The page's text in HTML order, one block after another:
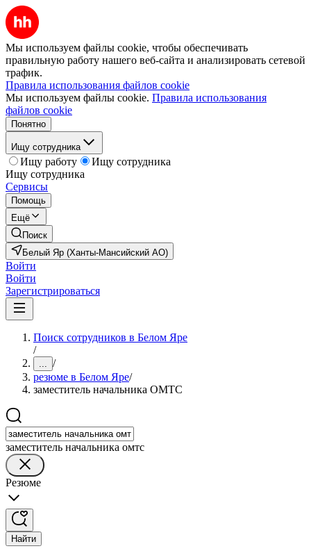
Мы используем файлы cookie, чтобы обеспечивать
правильную работу нашего веб-сайта и анализировать сетевой
трафик.
Правила использования файлов cookie
Мы используем файлы cookie. Правила использования
файлов cookie
Понятно
Ищу сотрудника
Ищу работу
Ищу сотрудника
Ищу сотрудника
Сервисы
Помощь
Ещё
Поиск
Белый Яр (Ханты-Мансийский АО)
Войти
Войти
Зарегистрироваться
Поиск сотрудников в Белом Яре
/
... /
резюме в Белом Яре/
заместитель начальника ОМТС
заместитель начальника омтс
Резюме
Найти